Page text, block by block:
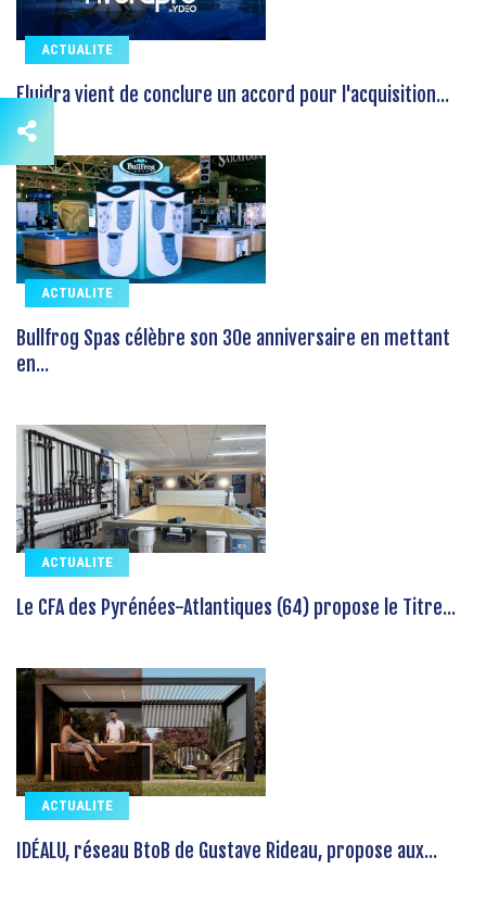
ACTUALITE
Fluidra vient de conclure un accord pour l'acquisition...
ACTUALITE
Bullfrog Spas célèbre son 30e anniversaire en mettant
en...
ACTUALITE
Le CFA des Pyrénées-Atlantiques (64) propose le Titre...
ACTUALITE
IDÉALU, réseau BtoB de Gustave Rideau, propose aux...